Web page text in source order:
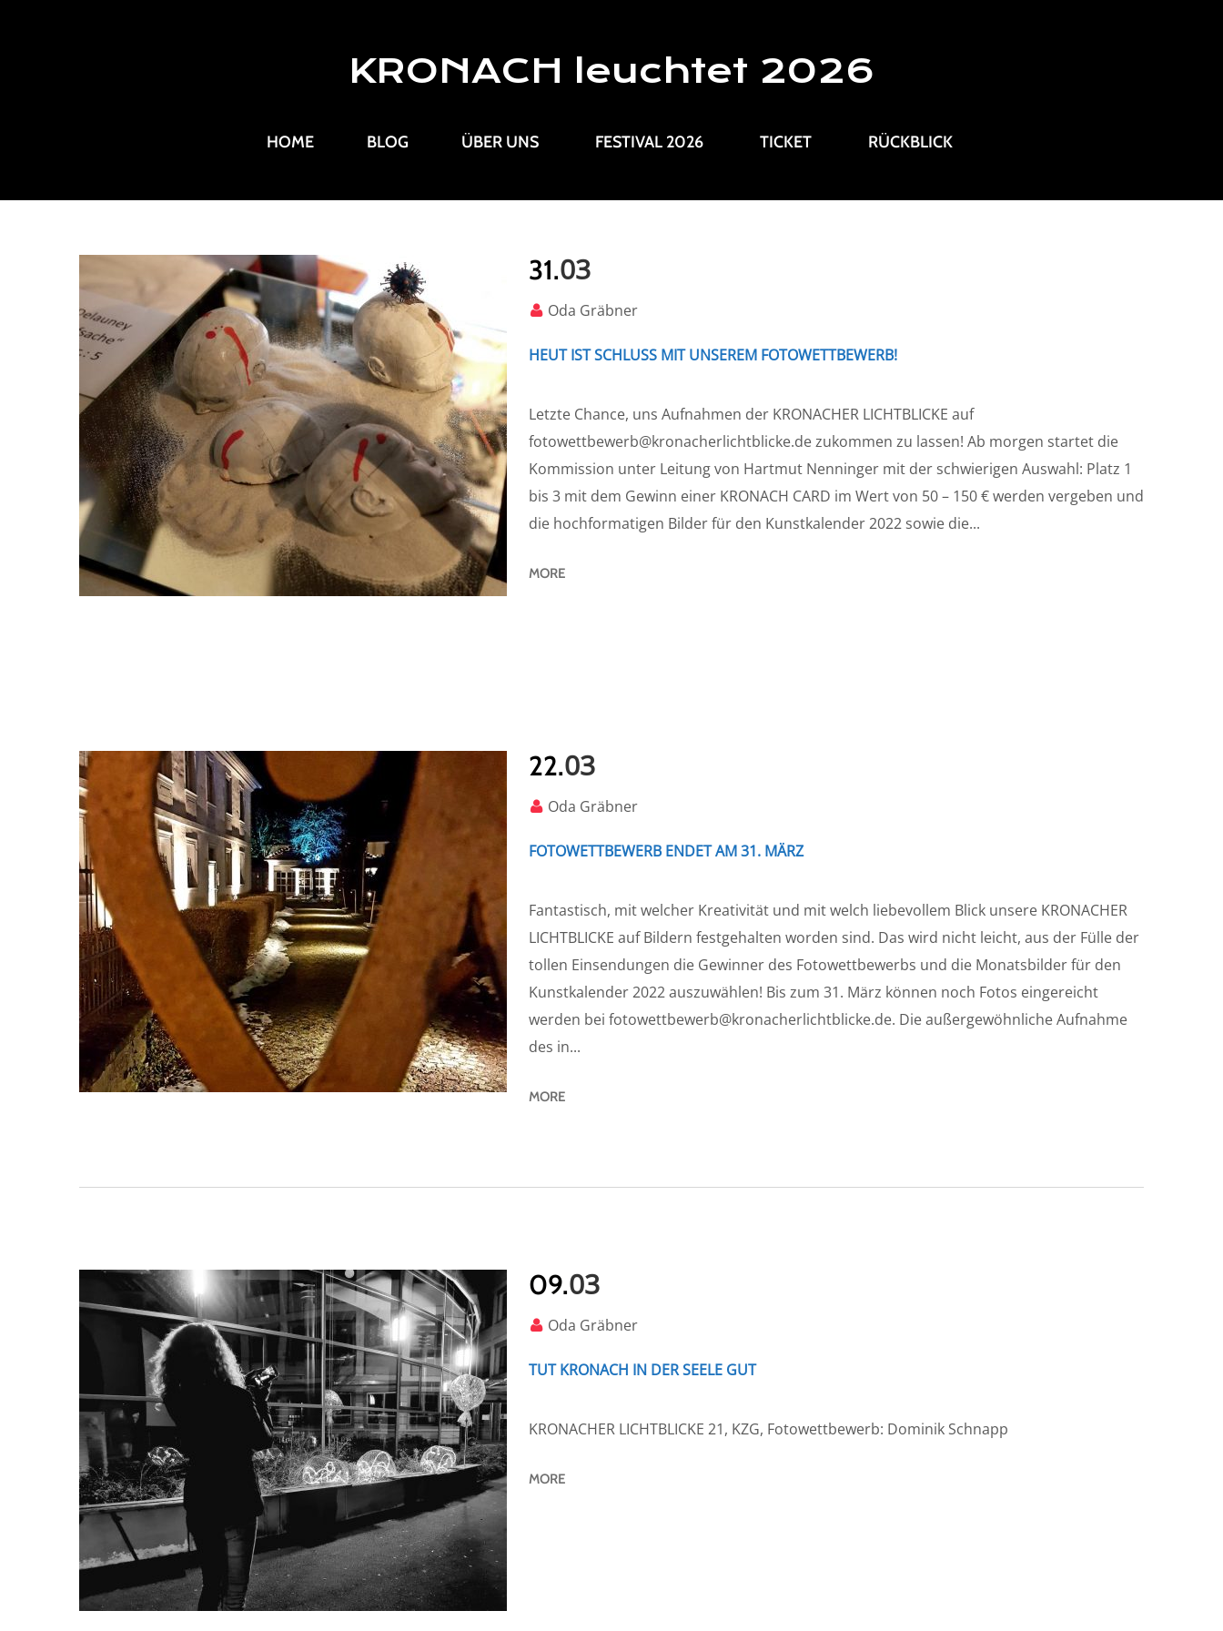
KRONACH leuchtet 2026
HOME BLOG ÜBER UNS FESTIVAL 2026 TICKET RÜCKBLICK
31.03
Oda Gräbner
HEUT IST SCHLUSS MIT UNSEREM FOTOWETTBEWERB!
Letzte Chance, uns Aufnahmen der KRONACHER LICHTBLICKE auf
fotowettbewerb@kronacherlichtblicke.de zukommen zu lassen! Ab morgen startet die
Kommission unter Leitung von Hartmut Nenninger mit der schwierigen Auswahl: Platz 1
bis 3 mit dem Gewinn einer KRONACH CARD im Wert von 50 – 150 € werden vergeben und
die hochformatigen Bilder für den Kunstkalender 2022 sowie die...
MORE
22.03
Oda Gräbner
FOTOWETTBEWERB ENDET AM 31. MÄRZ
Fantastisch, mit welcher Kreativität und mit welch liebevollem Blick unsere KRONACHER
LICHTBLICKE auf Bildern festgehalten worden sind. Das wird nicht leicht, aus der Fülle der
tollen Einsendungen die Gewinner des Fotowettbewerbs und die Monatsbilder für den
Kunstkalender 2022 auszuwählen! Bis zum 31. März können noch Fotos eingereicht
werden bei fotowettbewerb@kronacherlichtblicke.de. Die außergewöhnliche Aufnahme
des in...
MORE
09.03
Oda Gräbner
TUT KRONACH IN DER SEELE GUT
KRONACHER LICHTBLICKE 21, KZG, Fotowettbewerb: Dominik Schnapp
MORE